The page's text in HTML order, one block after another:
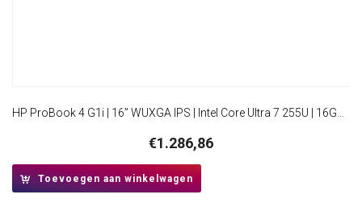
€1.286,86
Toevoegen aan winkelwagen